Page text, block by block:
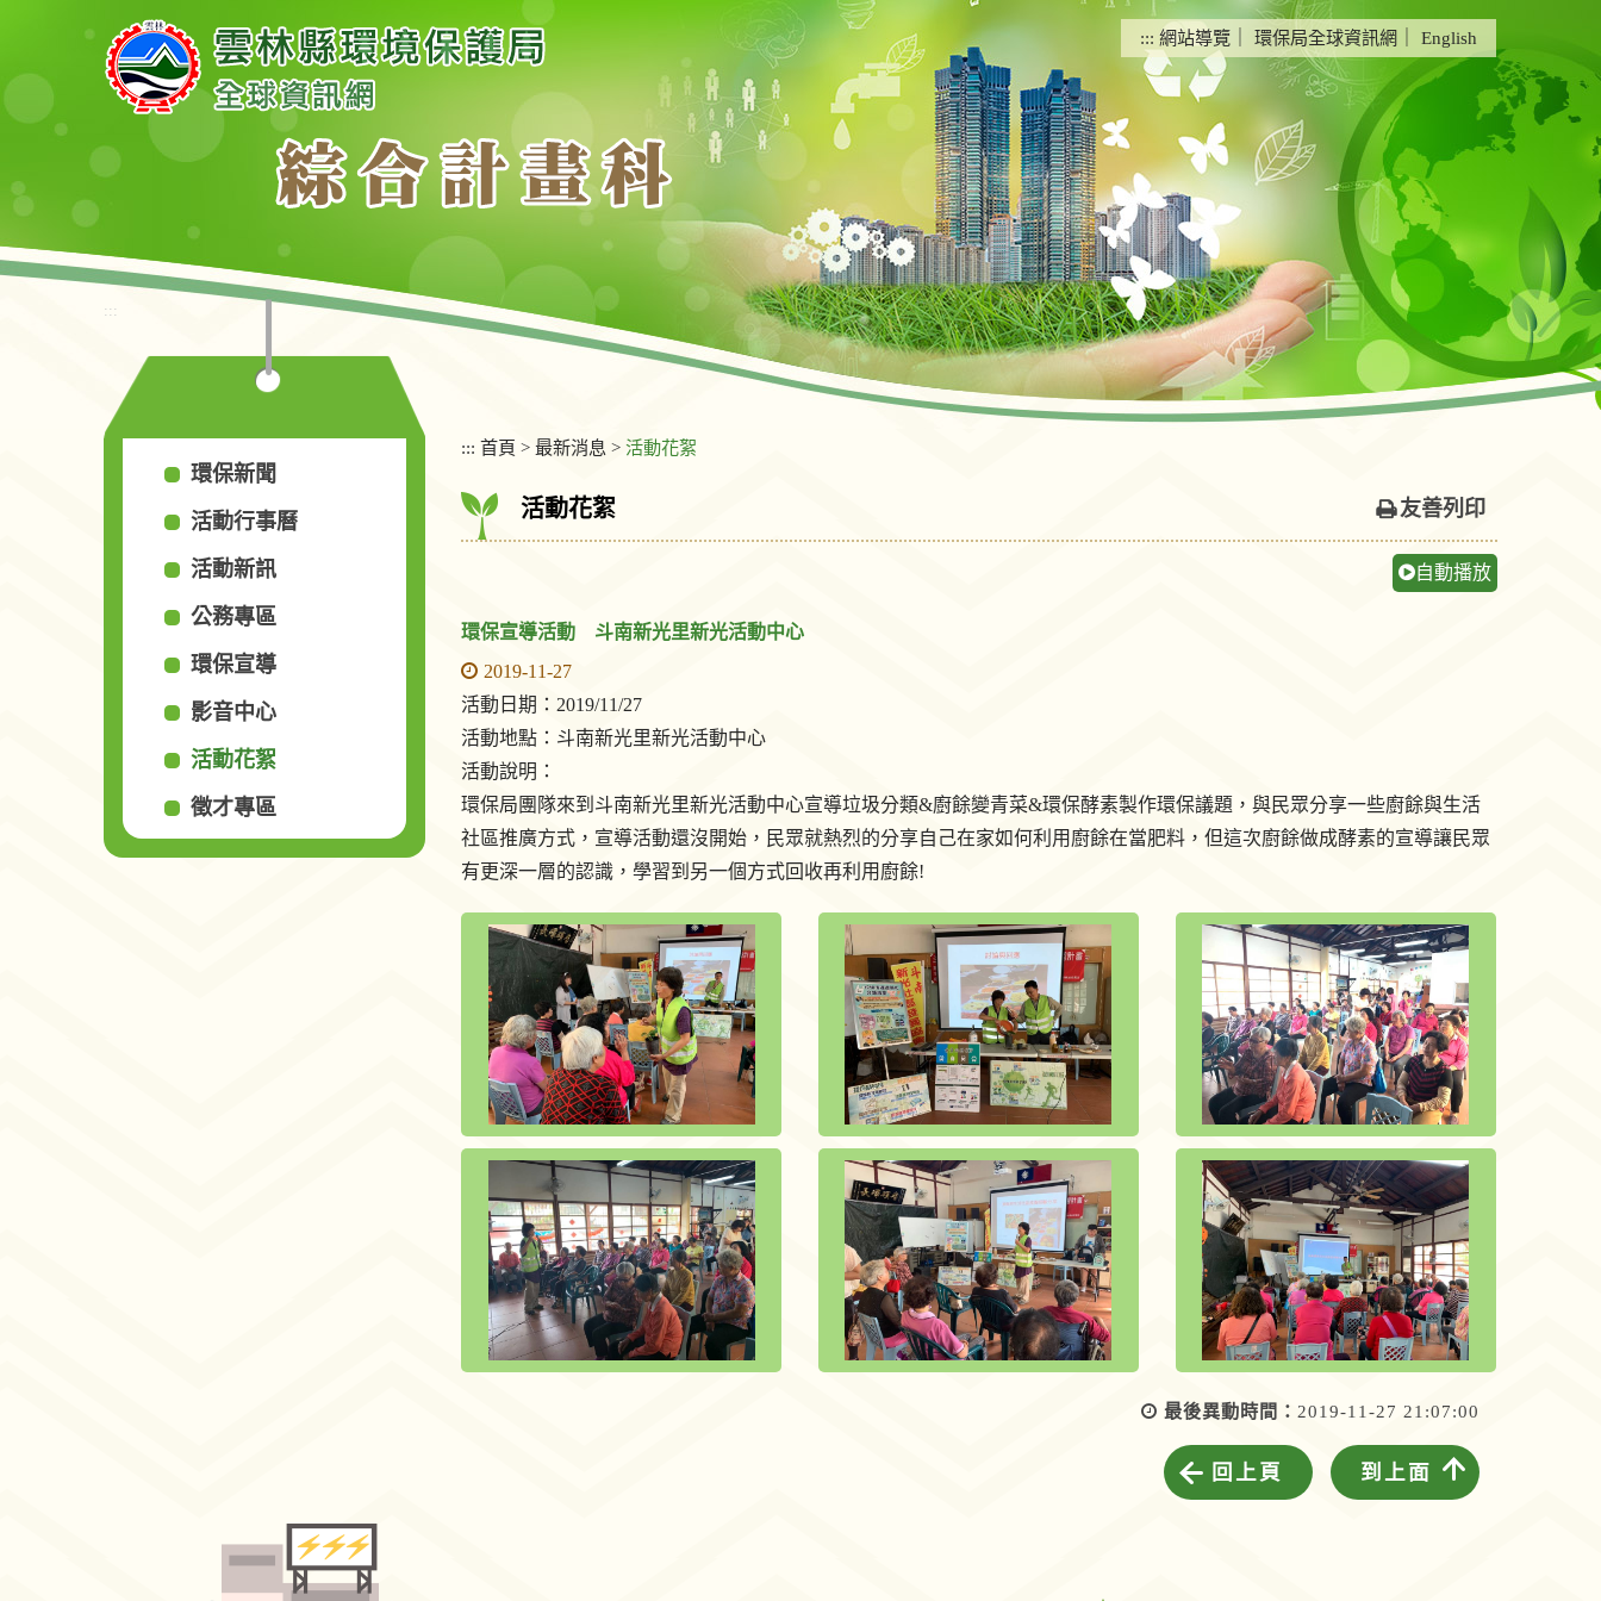
要
內
塊
::: 網站導覽 環保局全球資訊網 English
:::
環保新聞
活動行事曆
活動新訊
公務專區
環保宣導
影音中心
活動花絮
徵才專區
::: 首頁 > 最新消息 > 活動花絮
活動花絮 友善列印
自動播放
環保宣導活動 斗南新光里新光活動中心
2019-11-27
活動日期：2019/11/27
活動地點：斗南新光里新光活動中心
活動說明：
環保局團隊來到斗南新光里新光活動中心宣導垃圾分類&廚餘變青菜&環保酵素製作環保議題，與民眾分享一些廚餘與生活
社區推廣方式，宣導活動還沒開始，民眾就熱烈的分享自己在家如何利用廚餘在當肥料，但這次廚餘做成酵素的宣導讓民眾
有更深一層的認識，學習到另一個方式回收再利用廚餘!
最後異動時間： 2019-11-27 21:07:00
回上頁 到上面